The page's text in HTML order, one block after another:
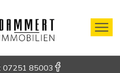
07251 85003